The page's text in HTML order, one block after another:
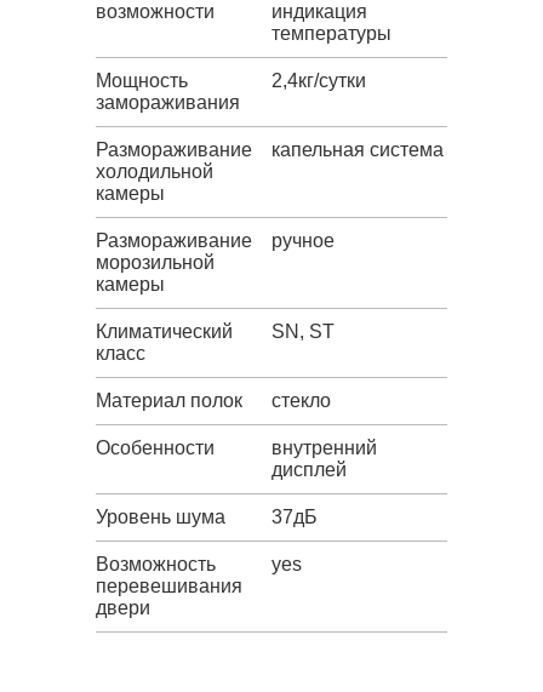
возможности
индикация
температуры
Мощность
замораживания
2,4кг/сутки
Размораживание
холодильной
камеры
капельная система
Размораживание
морозильной
камеры
ручное
Климатический
класс
SN, ST
Материал полок стекло
Особенности
внутренний
дисплей
Уровень шума 37дБ
Возможность
перевешивания
двери
yes